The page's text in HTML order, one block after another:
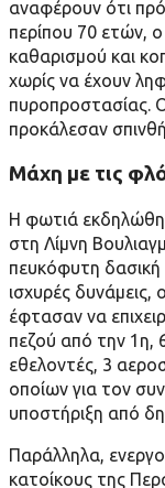
αναφέρουν ότι
περίπου 70 ετών,
καθαρισμού και
χωρίς να έχουν
πυροπροστασίας.
προκάλεσαν
Μάχη με τις
Η φωτιά
στη Λίμνη
πευκόφυτη δασική
ισχυρές δυνάμεις,
έφτασαν να
πεζού από την 1η,
εθελοντές, 3
οποίων για τον
υποστήριξη από
Παράλληλα,
κατοίκους της